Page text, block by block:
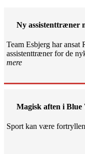
Ny assistenttræner
Team Esbjerg har ansat
assistenttræner for de
mere
Magisk aften i Blue
Sport kan være